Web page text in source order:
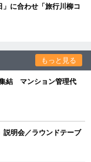
に合わせ「旅行川柳コ
もっと見る
集結 マンション管理代
明会／ラウンドテーブ